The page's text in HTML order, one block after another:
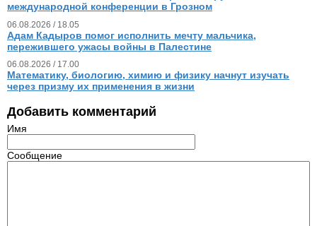
международной конференции в Грозном
06.08.2026 / 18.05
Адам Кадыров помог исполнить мечту мальчика,
пережившего ужасы войны в Палестине
06.08.2026 / 17.00
Математику, биологию, химию и физику начнут изучать
через призму их применения в жизни
Добавить комментарий
Имя
Сообщение